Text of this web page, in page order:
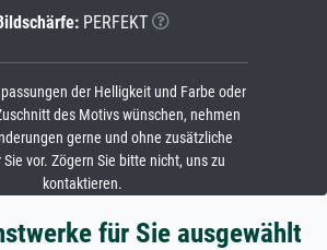
PERFEKT
der Helligkeit und Farbe oder
des Motivs wünschen, nehmen
gerne und ohne zusätzliche
vor. Zögern Sie bitte nicht, uns zu
kontaktieren.
für Sie ausgewählt